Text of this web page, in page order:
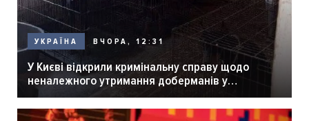
УКРАЇНА ВЧОРА, 12:31
У Києві відкрили кримінальну справу щодо
неналежного утримання доберманів у
розпліднику